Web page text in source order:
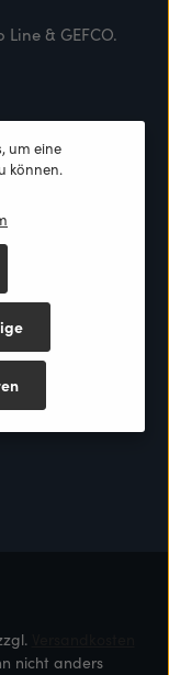
& GEFCO.
nicht anders
um eine
können.